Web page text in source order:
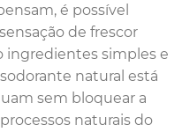
é possível
de frescor
ingredientes simples e
natural está
sem bloquear a
naturais do